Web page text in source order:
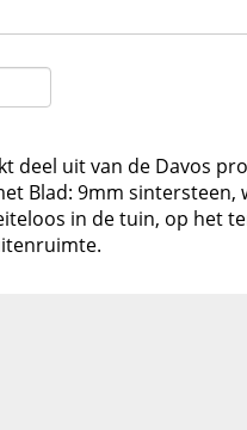
deel uit van de Davos
Blad: 9mm sintersteen,
in de tuin, op het